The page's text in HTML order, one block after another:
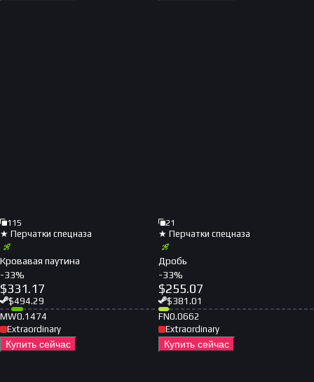
115
★ Перчатки спецназа
Кровавая паутина
-33%
$331.17
$494.29
MW0.1474
Extraordinary
Купить сейчас
21
★ Перчатки спецназа
Дробь
-33%
$255.07
$381.01
FN0.0662
Extraordinary
Купить сейчас